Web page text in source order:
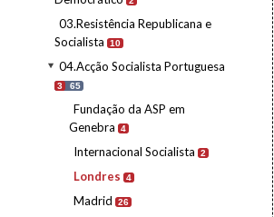
03.Resistência Republicana e
Socialista
10
04.Acção Socialista Portuguesa
3 65
Fundação da ASP em
Genebra
4
Internacional Socialista 2
Londres 4
Madrid 26